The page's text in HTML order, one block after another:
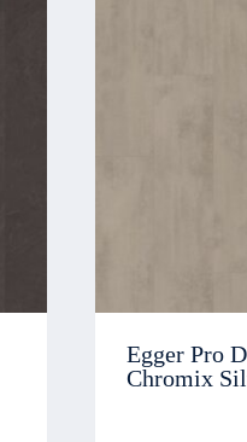
Egger Pro
Chromix